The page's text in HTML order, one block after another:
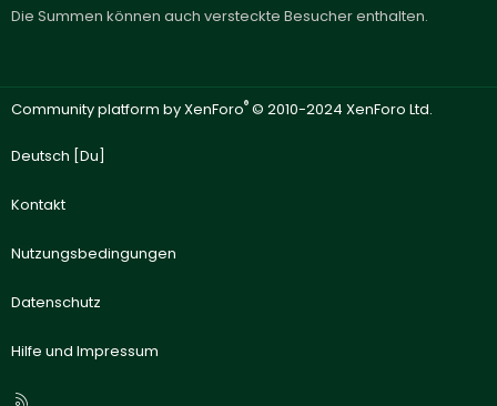
Die Summen können auch versteckte Besucher enthalten.
Community platform by XenForo® © 2010-2024 XenForo Ltd.
Deutsch [Du]
Kontakt
Nutzungsbedingungen
Datenschutz
Hilfe und Impressum
R